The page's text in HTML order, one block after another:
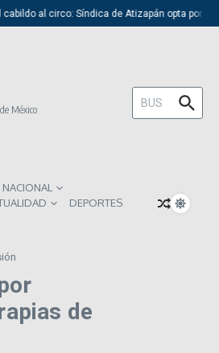
cabildo al circo: Síndica de Atizapán opta por
México
Buscar:
NACIONAL
DEPORTES
de